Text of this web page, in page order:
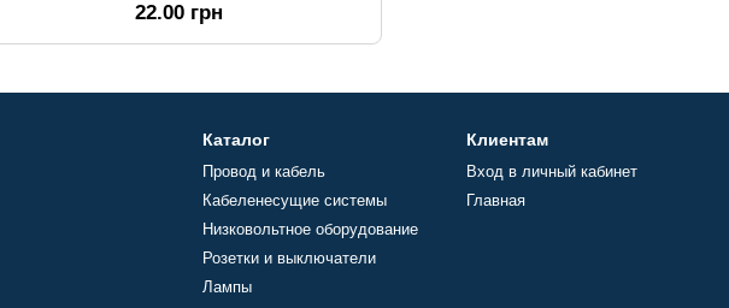
22.00 грн
Каталог
Провод и кабель
Кабеленесущие системы
Низковольтное оборудование
Розетки и выключатели
Лампы
Клиентам
Вход в личный кабинет
Главная